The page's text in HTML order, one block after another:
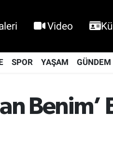
Video
SPOR YAŞAM GÜNDEM